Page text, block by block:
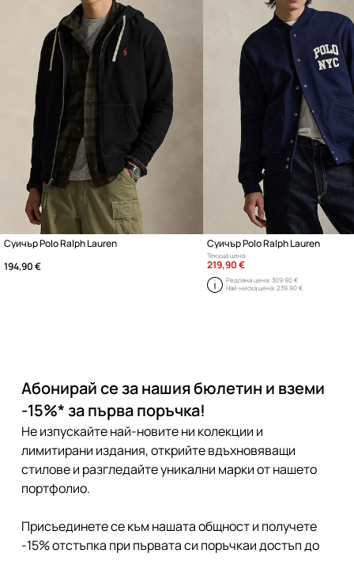
Суичър Polo Ralph Lauren
194,90 €
Суичър Polo Ralph Lauren
Текуща цена:
219,90 €
Редовна цена:309,90 €
Най-ниска цена:239,90 €
Абонирай се за нашия бюлетин и вземи
-15%* за първа поръчка!
Не изпускайте най-новите ни колекции и
лимитирани издания, открийте вдъхновяващи
стилове и разгледайте уникални марки от нашето
портфолио.
Присъединете се към нашата общност и получете
-15% отстъпка при първата си поръчкаи достъп до